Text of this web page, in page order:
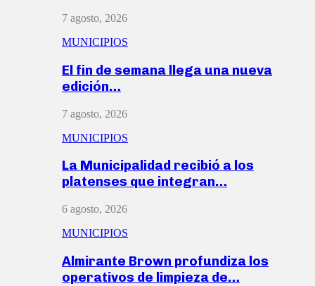
7 agosto, 2026
MUNICIPIOS
El fin de semana llega una nueva
edición…
7 agosto, 2026
MUNICIPIOS
La Municipalidad recibió a los
platenses que integran…
6 agosto, 2026
MUNICIPIOS
Almirante Brown profundiza los
operativos de limpieza de…